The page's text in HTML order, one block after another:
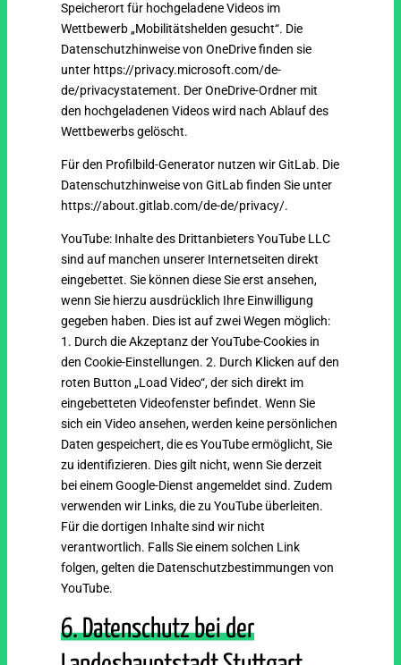
Speicherort für hochgeladene Videos im
Wettbewerb „Mobilitätshelden gesucht“. Die
Datenschutzhinweise von OneDrive finden sie
unter https://privacy.microsoft.com/de-
de/privacystatement. Der OneDrive-Ordner mit
den hochgeladenen Videos wird nach Ablauf des
Wettbewerbs gelöscht.
Für den Profilbild-Generator nutzen wir GitLab. Die
Datenschutzhinweise von GitLab finden Sie unter
https://about.gitlab.com/de-de/privacy/.
YouTube: Inhalte des Drittanbieters YouTube LLC
sind auf manchen unserer Internetseiten direkt
eingebettet. Sie können diese Sie erst ansehen,
wenn Sie hierzu ausdrücklich Ihre Einwilligung
gegeben haben. Dies ist auf zwei Wegen möglich:
1. Durch die Akzeptanz der YouTube-Cookies in
den Cookie-Einstellungen. 2. Durch Klicken auf den
roten Button „Load Video“, der sich direkt im
eingebetteten Videofenster befindet. Wenn Sie
sich ein Video ansehen, werden keine persönlichen
Daten gespeichert, die es YouTube ermöglicht, Sie
zu identifizieren. Dies gilt nicht, wenn Sie derzeit
bei einem Google-Dienst angemeldet sind. Zudem
verwenden wir Links, die zu YouTube überleiten.
Für die dortigen Inhalte sind wir nicht
verantwortlich. Falls Sie einem solchen Link
folgen, gelten die Datenschutzbestimmungen von
YouTube.
6. Datenschutz bei der